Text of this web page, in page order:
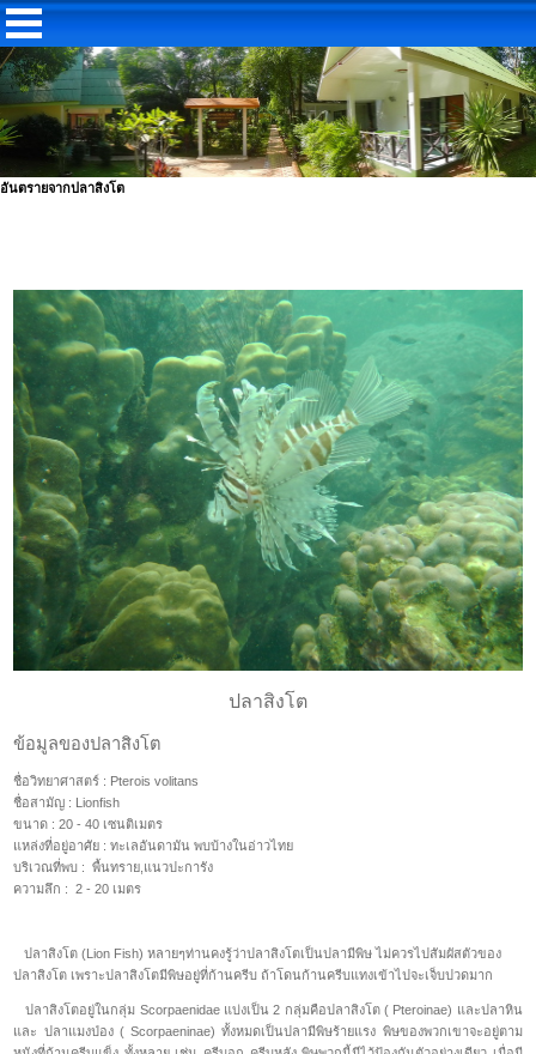
อันตรายจากปลาสิงโต
ปลาสิงโต
ข้อมูลของปลาสิงโต
ชื่อวิทยาศาสตร์ : Pterois volitans
ชื่อสามัญ : Lionfish
ขนาด : 20 - 40 เซนติเมตร
แหล่งที่อยู่อาศัย : ทะเลอันดามัน พบบ้างในอ่าวไทย
บริเวณที่พบ : พื้นทราย,แนวปะการัง
ความลึก : 2 - 20 เมตร
ปลาสิงโต (Lion Fish) หลายๆท่านคงรู้ว่าปลาสิงโตเป็นปลามีพิษ ไม่ควรไปสัมผัสตัวของ
ปลาสิงโต เพราะปลาสิงโตมีพิษอยู่ที่ก้านครีบ ถ้าโดนก้านครีบแทงเข้าไปจะเจ็บปวดมาก
ปลาสิงโตอยู่ในกลุ่ม Scorpaenidae แบ่งเป็น 2 กลุ่มคือปลาสิงโต ( Pteroinae) และปลาหิน
และ ปลาแมงป่อง ( Scorpaeninae) ทั้งหมดเป็นปลามีพิษร้ายแรง พิษของพวกเขาจะอยู่ตาม